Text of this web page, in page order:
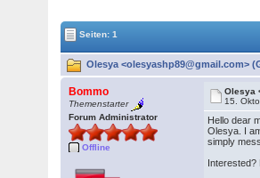
Seiten: 1
Olesya <olesyashp89@gmail.com>
Bommo
Themenstarter
Forum Administrator
Offline
Olesya
15.
Hello dear
Olesya. I
simply
Interested?